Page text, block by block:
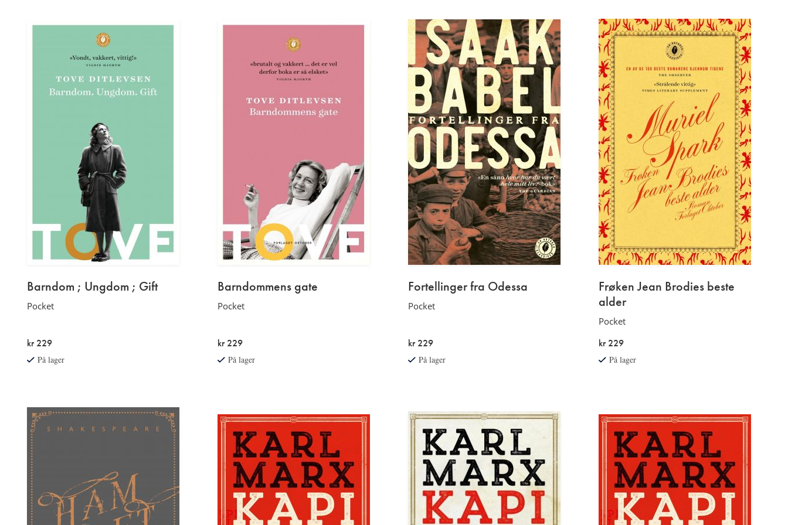
Barndom ; Ungdom ; Gift
Pocket
kr 229
På lager
Barndommens gate
Pocket
kr 229
På lager
Fortellinger fra Odessa
Pocket
kr 229
På lager
Frøken Jean Brodies beste
alder
Pocket
kr 229
På lager